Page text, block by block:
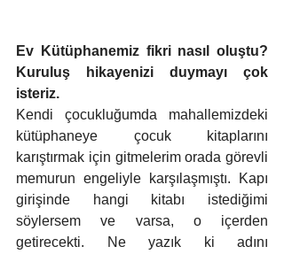
Ev Kütüphanemiz fikri nasıl oluştu?
Kuruluş hikayenizi duymayı çok
isteriz.
Kendi çocukluğumda mahallemizdeki
kütüphaneye çocuk kitaplarını
karıştırmak için gitmelerim orada görevli
memurun engeliyle karşılaşmıştı. Kapı
girişinde hangi kitabı istediğimi
söylersem ve varsa, o içerden
getirecekti. Ne yazık ki adını